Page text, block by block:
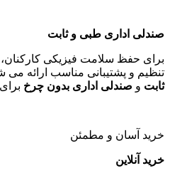
صندلی اداری طبی و ثابت
برای حفظ سلامت فیزیکی کارکنان،
تنظیم و پشتیبانی مناسب ارائه می
ثابت و صندلی اداری بدون چرخ
خرید آسان و مطمئن
خرید آنلاین